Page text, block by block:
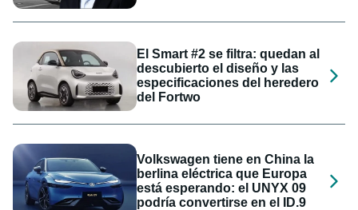
El Smart #2 se filtra: quedan al
descubierto el diseño y las
especificaciones del heredero
del Fortwo
Volkswagen tiene en China la
berlina eléctrica que Europa
está esperando: el UNYX 09
podría convertirse en el ID.9